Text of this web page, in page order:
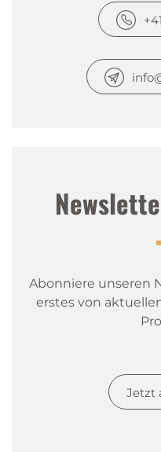
Abonniere unseren
erstes von
Jetzt